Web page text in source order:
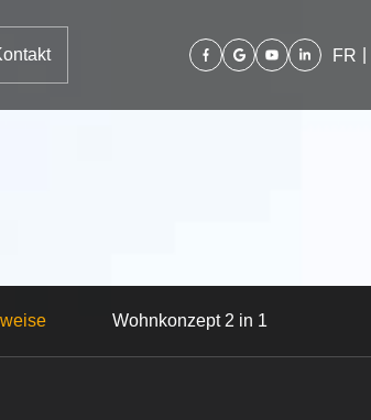
FR
Wohnkonzept 2 in 1